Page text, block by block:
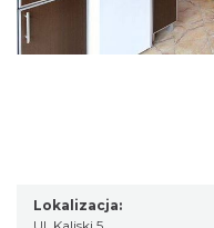
Lokalizacja: